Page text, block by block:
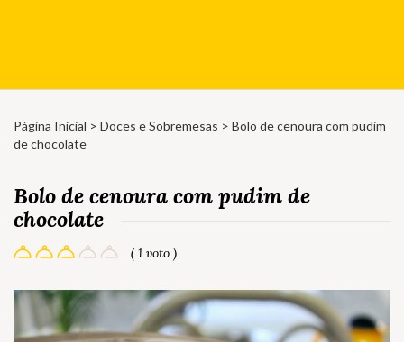
Página Inicial > Doces e Sobremesas > Bolo de cenoura com pudim
de chocolate
Bolo de cenoura com pudim de
chocolate
( 1 voto )